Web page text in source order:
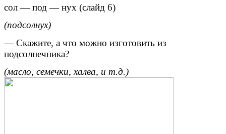
сол — под — нух (слайд 6)
(подсолнух)
— Скажите, а что можно изготовить из
подсолнечника?
(масло, семечки, халва, и т.д.)